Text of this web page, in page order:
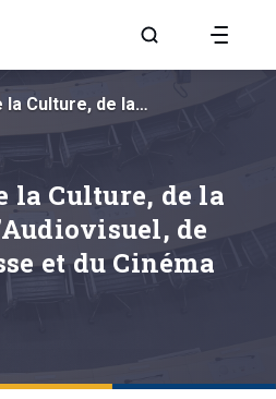
Aller à la page
la Culture, de la
de
et du Cinéma
la Culture, de la…